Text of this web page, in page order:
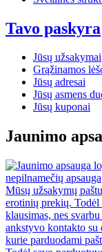
Tavo paskyra
Jūsų užsakymai
Grąžinamos
Jūsų adresai
Jūsų asmens
Jūsų kuponai
Jaunimo
nepilnamečių apsauga
Mūsų užsakymų
erotinių prekių. Todėl
klausimas, nes
ankstyvo kontakto su
kurie parduodami